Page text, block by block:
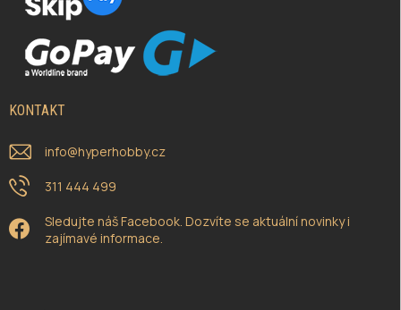
KONTAKT
info@hyperhobby.cz
311 444 499
Sledujte náš Facebook. Dozvíte se aktuální novinky i
zajímavé informace.